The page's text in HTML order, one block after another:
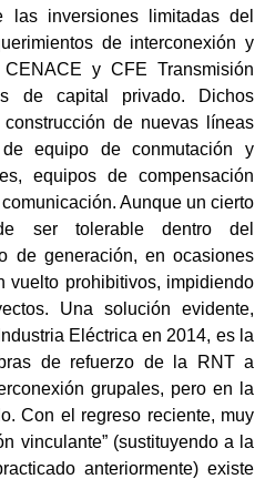
las inversiones limitadas del
de interconexión y
y CFE Transmisión
de capital privado. Dichos
de nuevas líneas
equipo de conmutación y
equipos de compensación
Aunque un cierto
ser tolerable dentro del
de generación, en ocasiones
vuelto prohibitivos, impidiendo
Una solución evidente,
Eléctrica en 2014, es la
de refuerzo de la RNT a
grupales, pero en la
Con el regreso reciente, muy
vinculante” (sustituyendo a la
anteriormente) existe